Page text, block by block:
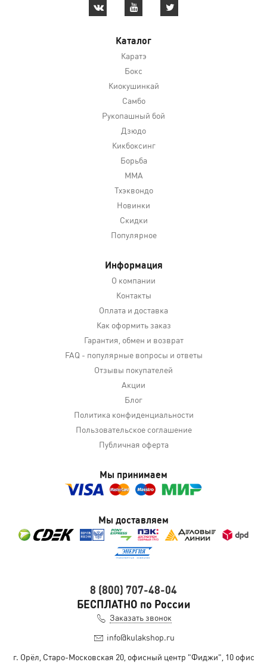
Каталог
Каратэ
Бокс
Киокушинкай
Самбо
Рукопашный бой
Дзюдо
Кикбоксинг
Борьба
MMA
Тхэквондо
Новинки
Скидки
Популярное
Информация
О компании
Контакты
Оплата и доставка
Как оформить заказ
Гарантия, обмен и возврат
FAQ - популярные вопросы и ответы
Отзывы покупателей
Акции
Блог
Политика конфиденциальности
Пользовательское соглашение
Публичная оферта
Мы принимаем
Мы доставляем
8 (800) 707-48-04
БЕСПЛАТНО по России
Заказать звонок
info@kulakshop.ru
г. Орёл, Старо-Московская 20, офисный центр "Фиджи", 10 офис